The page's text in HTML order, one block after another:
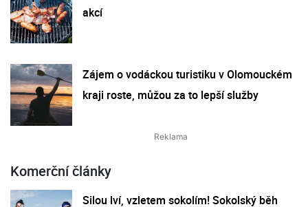
akcí
Zájem o vodáckou turistiku v Olomouckém
kraji roste, můžou za to lepší služby
Komerční články
Silou lví, vzletem sokolím! Sokolský běh